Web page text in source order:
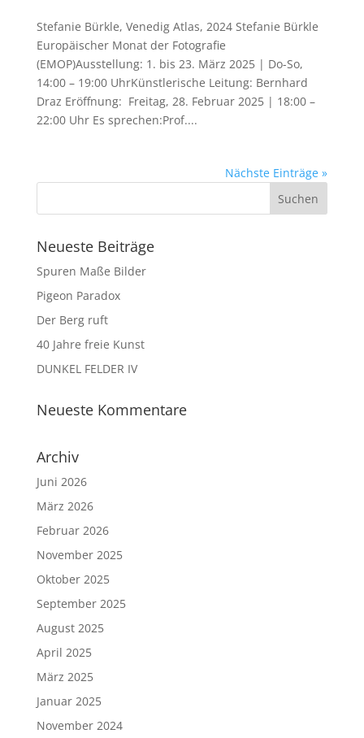
Stefanie Bürkle, Venedig Atlas, 2024 Stefanie Bürkle
Europäischer Monat der Fotografie
(EMOP)Ausstellung: 1. bis 23. März 2025 | Do-So,
14:00 – 19:00 UhrKünstlerische Leitung: Bernhard
Draz Eröffnung: Freitag, 28. Februar 2025 | 18:00 –
22:00 Uhr Es sprechen:Prof....
Nächste Einträge »
Neueste Beiträge
Spuren Maße Bilder
Pigeon Paradox
Der Berg ruft
40 Jahre freie Kunst
DUNKEL FELDER IV
Neueste Kommentare
Archiv
Juni 2026
März 2026
Februar 2026
November 2025
Oktober 2025
September 2025
August 2025
April 2025
März 2025
Januar 2025
November 2024